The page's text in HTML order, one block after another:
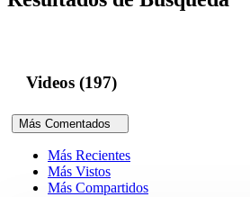
Videos (197)
Más Comentados
Más Recientes
Más Vistos
Más Compartidos